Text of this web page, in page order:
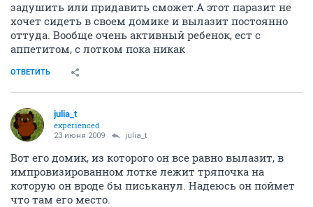
задушить или придавить сможет.А этот паразит не
хочет сидеть в своем домике и вылазит постоянно
оттуда. Вообще очень активный ребенок, ест с
аппетитом, с лотком пока никак
ОТВЕТИТЬ
julia_t
experienced
23 июня 2009 julia_t
Вот его домик, из которого он все равно вылазит, в
импровизированном лотке лежит тряпочка на
которую он вроде бы письканул. Надеюсь он поймет
что там его место.